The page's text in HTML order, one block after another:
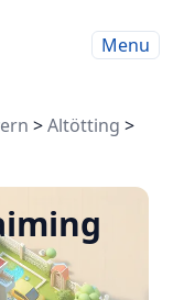
Menu
>Altötting >